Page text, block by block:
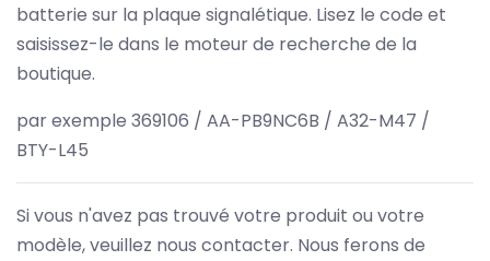
batterie sur la plaque signalétique. Lisez le code et
saisissez-le dans le moteur de recherche de la
boutique.
par exemple 369106 / AA-PB9NC6B / A32-M47 /
BTY-L45
Si vous n'avez pas trouvé votre produit ou votre
modèle, veuillez nous contacter. Nous ferons de